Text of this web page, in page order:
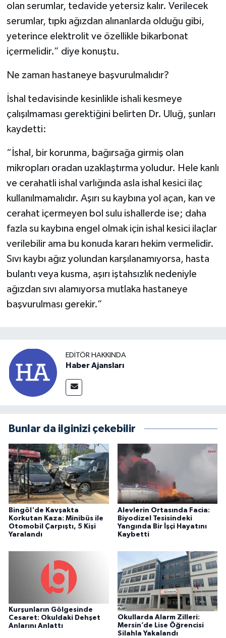
olan serumlar, tedavide yetersiz kalır. Verilecek
serumlar, tıpkı ağızdan alınanlarda olduğu gibi,
yeterince elektrolit ve özellikle bikarbonat
içermelidir.” diye konuştu.
Ne zaman hastaneye başvurulmalıdır?
İshal tedavisinde kesinlikle ishali kesmeye
çalışılmaması gerektiğini belirten Dr. Uluğ, şunları
kaydetti:
“İshal, bir korunma, bağırsağa girmiş olan
mikropları oradan uzaklaştırma yoludur. Hele kanlı
ve cerahatli ishal varlığında asla ishal kesici ilaç
kullanılmamalıdır. Aşırı su kaybına yol açan, kan ve
cerahat içermeyen bol sulu ishallerde ise; daha
fazla su kaybına engel olmak için ishal kesici ilaçlar
verilebilir ama bu konuda kararı hekim vermelidir.
Sıvı kaybı ağız yolundan karşılanamıyorsa, hasta
bulantı veya kusma, aşırı iştahsızlık nedeniyle
ağızdan sıvı alamıyorsa mutlaka hastaneye
başvurulması gerekir.”
EDITÖR HAKKINDA
Haber Ajansları
Bunlar da ilginizi çekebilir
Bingöl'de Kavşakta
Korkutan Kaza: Minibüs ile
Otomobil Çarpıştı, 5 Kişi
Yaralandı
Alevlerin Ortasında Facia:
Biyodizel Tesisindeki
Yangında Bir İşçi Hayatını
Kaybetti
Kurşunların Gölgesinde
Cesaret: Okuldaki Dehşet
Anlarını Anlattı
Okullarda Alarm Zilleri:
Mersin’de Lise Öğrencisi
Silahla Yakalandı